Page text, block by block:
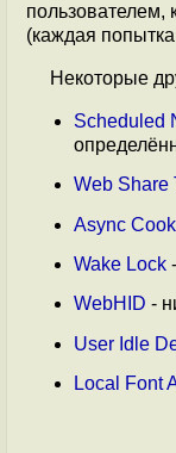
пользователем,
(каждая
Некоторые
Scheduled
Web Share
Async
Wake Lock
WebHID -
User Idle
Local Font